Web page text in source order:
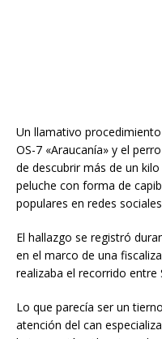
Un llamativo
OS-7 «Araucanía» y el
de descubrir más de un
peluche con forma de
populares en redes
El hallazgo se registró
en el marco de una
realizaba el recorrido
Lo que parecía ser un
atención del can